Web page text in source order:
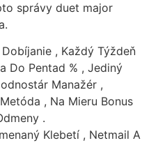
správy duet major
, Každý Týždeň
Do Pentad % , Jediný
Manažér ,
, Na Mieru Bonus
.
Klebetí , Netmail A